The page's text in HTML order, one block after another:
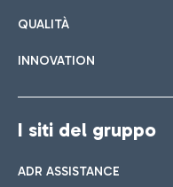
QUALITÀ
INNOVATION
I siti del gruppo
ADR ASSISTANCE